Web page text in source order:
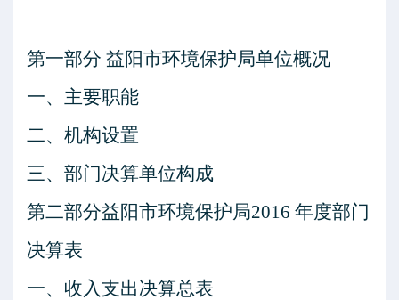
第一部分 益阳市环境保护局单位概况
一、主要职能
二、机构设置
三、部门决算单位构成
第二部分益阳市环境保护局2016 年度部门
决算表
一、收入支出决算总表